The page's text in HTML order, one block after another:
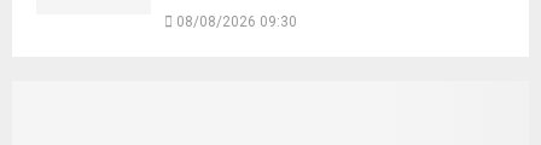
08/08/2026 09:30